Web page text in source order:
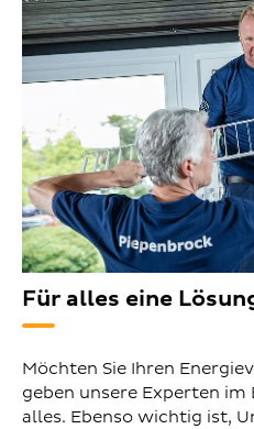
Für alles eine
Möchten Sie Ihren
geben unsere Experten
alles. Ebenso wichtig ist,